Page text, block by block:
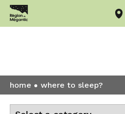
home where to sleep?